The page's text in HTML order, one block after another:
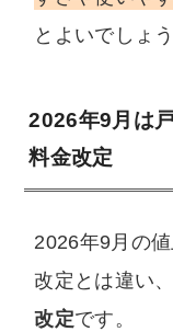
とよいでしょう
2026年9月は
料金改定
2026年9月の
改定とは違い、
改定です。